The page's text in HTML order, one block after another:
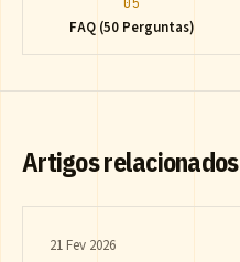
05
FAQ (50 Perguntas)
Artigos relacionados
21 Fev 2026